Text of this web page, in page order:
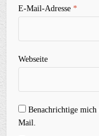
E-Mail-Adresse*
Webseite
Benachrichtige
Mail.